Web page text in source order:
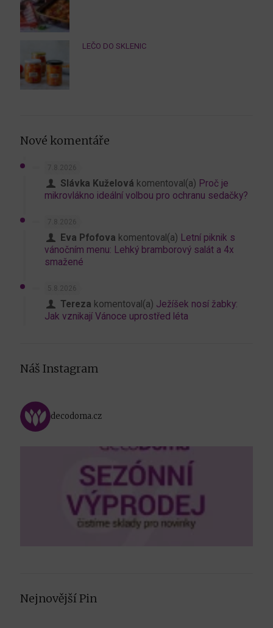
LEČO DO SKLENIC
Nové komentáře
7.8.2026
Slávka Kuželová komentoval(a) Proč je
mikrovlákno ideální volbou pro ochranu sedačky?
7.8.2026
Eva Pfofova komentoval(a) Letní piknik s
vánočním menu: Lehký bramborový salát a 4x
smažené
5.8.2026
Tereza komentoval(a) Ježíšek nosí žabky:
Jak vznikají Vánoce uprostřed léta
Náš Instagram
decodoma.cz
Nejnovější Pin